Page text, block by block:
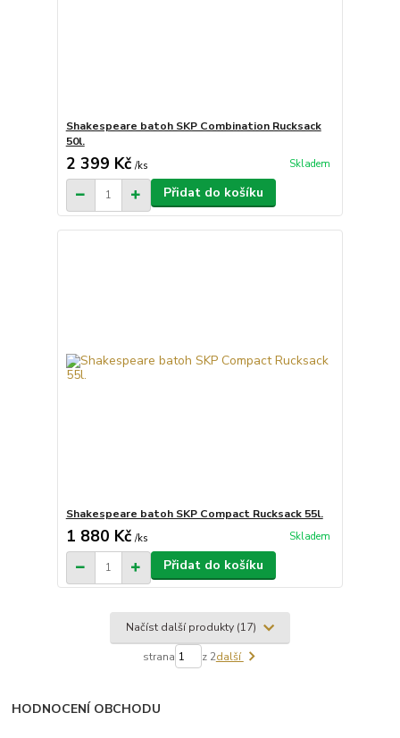
Shakespeare batoh SKP Combination Rucksack
50l.
2 399 Kč /ks Skladem
Přidat do košíku
Shakespeare batoh SKP Compact Rucksack 55l.
1 880 Kč /ks Skladem
Přidat do košíku
Načíst další produkty (17)
strana z 2další
HODNOCENÍ OBCHODU